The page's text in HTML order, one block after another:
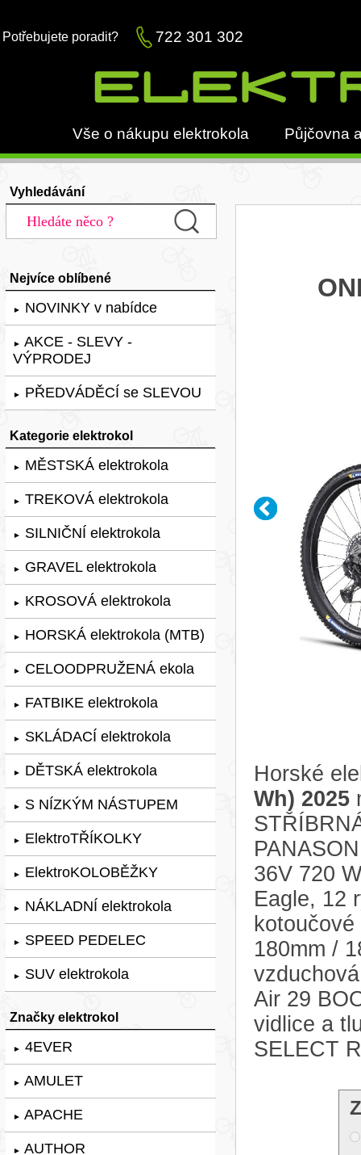
Potřebujete poradit? 722 301 302
Vše o nákupu elektrokola Půjčovna
Vyhledávání
Nejvíce oblíbené
► NOVINKY v nabídce
► AKCE - SLEVY -
VÝPRODEJ
► PŘEDVÁDĚCÍ se SLEVOU
Kategorie elektrokol
► MĚSTSKÁ elektrokola
► TREKOVÁ elektrokola
► SILNIČNÍ elektrokola
► GRAVEL elektrokola
► KROSOVÁ elektrokola
► HORSKÁ elektrokola (MTB)
► CELOODPRUŽENÁ ekola
► FATBIKE elektrokola
► SKLÁDACÍ elektrokola
► DĚTSKÁ elektrokola
► S NÍZKÝM NÁSTUPEM
► ElektroTŘÍKOLKY
► ElektroKOLOBĚŽKY
► NÁKLADNÍ elektrokola
► SPEED PEDELEC
► SUV elektrokola
Značky elektrokol
► 4EVER
► AMULET
► APACHE
► AUTHOR
Horské
Wh) 2025
36V 720
Eagle, 12
180mm /
Air 29
vidlice a
SELECT